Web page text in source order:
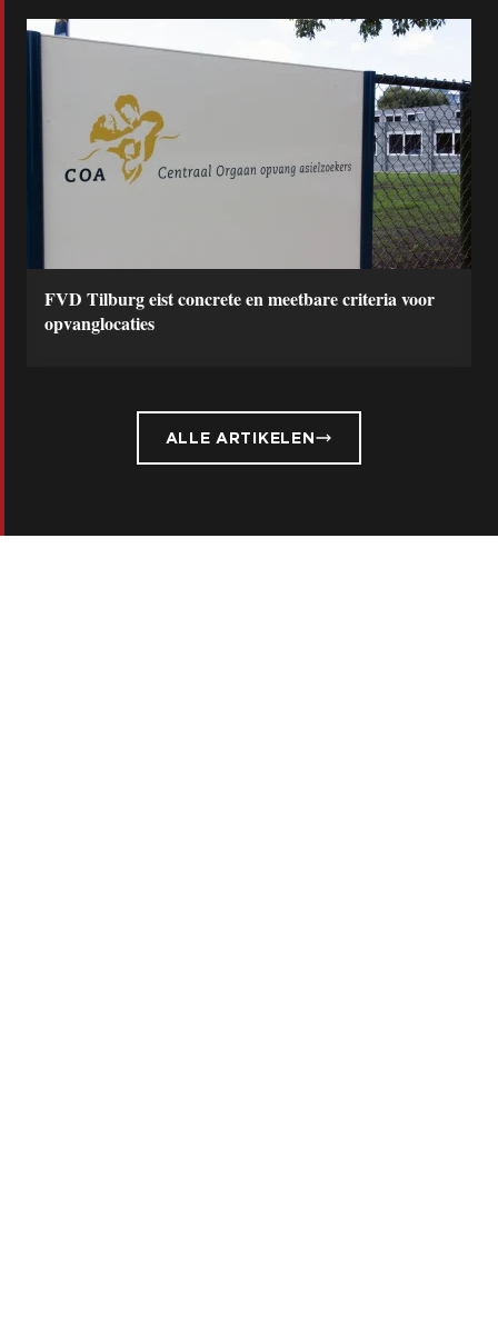
FVD Tilburg eist concrete en meetbare criteria voor
opvanglocaties
ALLE ARTIKELEN